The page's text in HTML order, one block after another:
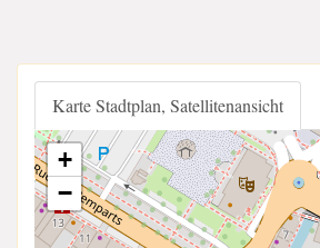
Karte Stadtplan, Satellitenansicht
+
−